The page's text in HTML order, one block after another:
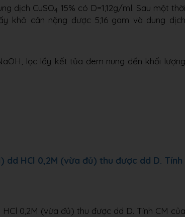
dịch CuSO4 15% có D=1,12g/ml. Sau một
khô cân nặng được 5,16 gam và dung dịch
lọc lấy kết tủa đem nung đến khối lượng
HCl 0,2M (vừa đủ) thu được dd D. Tính
0,2M (vừa đủ) thu được dd D. Tính CM của